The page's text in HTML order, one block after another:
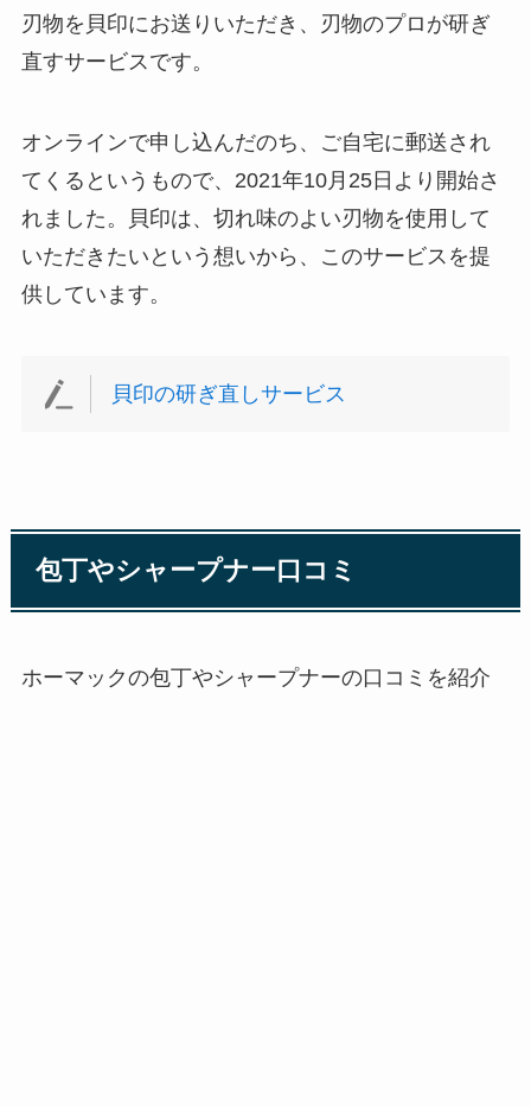
刃物を貝印にお送りいただき、刃物のプロが研ぎ
直すサービスです。
オンラインで申し込んだのち、ご自宅に郵送され
てくるというもので、2021年10月25日より開始さ
れました。貝印は、切れ味のよい刃物を使用して
いただきたいという想いから、このサービスを提
供しています。
貝印の研ぎ直しサービス
包丁やシャープナー口コミ
ホーマックの包丁やシャープナーの口コミを紹介